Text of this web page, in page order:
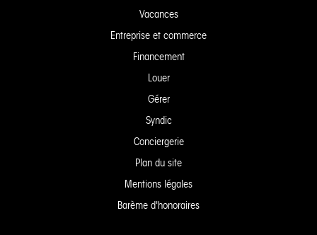
Vacances
Entreprise et commerce
Financement
Louer
Gérer
Syndic
Conciergerie
Plan du site
Mentions légales
Barème d'honoraires